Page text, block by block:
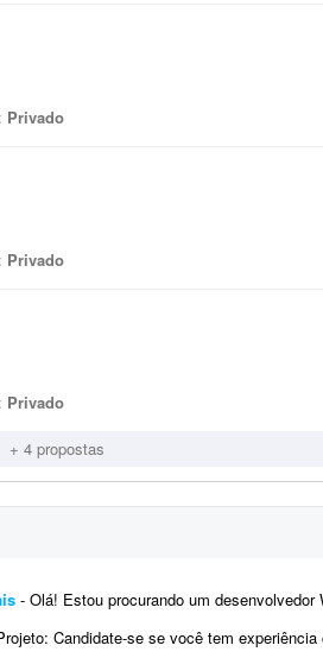
Privado
Privado
Privado
+ 4 propostas
- Olá! Estou procurando um desenvolvedor WordPress com experiência em Google Tag
se se você tem experiência comprovada com essa demanda. Envie